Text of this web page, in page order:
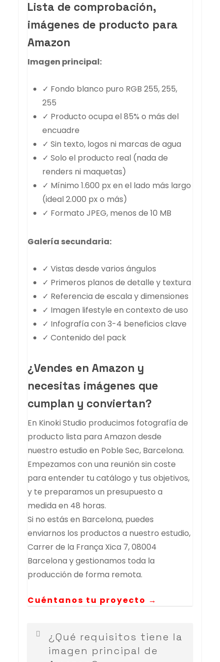
Lista de comprobación,
imágenes de producto para
Amazon
Imagen principal:
✓ Fondo blanco puro RGB 255, 255,
255
✓ Producto ocupa el 85% o más del
encuadre
✓ Sin texto, logos ni marcas de agua
✓ Solo el producto real (nada de
renders ni maquetas)
✓ Mínimo 1.600 px en el lado más largo
(ideal 2.000 px o más)
✓ Formato JPEG, menos de 10 MB
Galería secundaria:
✓ Vistas desde varios ángulos
✓ Primeros planos de detalle y textura
✓ Referencia de escala y dimensiones
✓ Imagen lifestyle en contexto de uso
✓ Infografía con 3-4 beneficios clave
✓ Contenido del pack
¿Vendes en Amazon y
necesitas imágenes que
cumplan y conviertan?
En Kinoki Studio producimos fotografía de
producto lista para Amazon desde
nuestro estudio en Poble Sec, Barcelona.
Empezamos con una reunión sin coste
para entender tu catálogo y tus objetivos,
y te preparamos un presupuesto a
medida en 48 horas.
Si no estás en Barcelona, puedes
enviarnos los productos a nuestro estudio,
Carrer de la França Xica 7, 08004
Barcelona y gestionamos toda la
producción de forma remota.
Cuéntanos tu proyecto →
¿Qué requisitos tiene la
imagen principal de